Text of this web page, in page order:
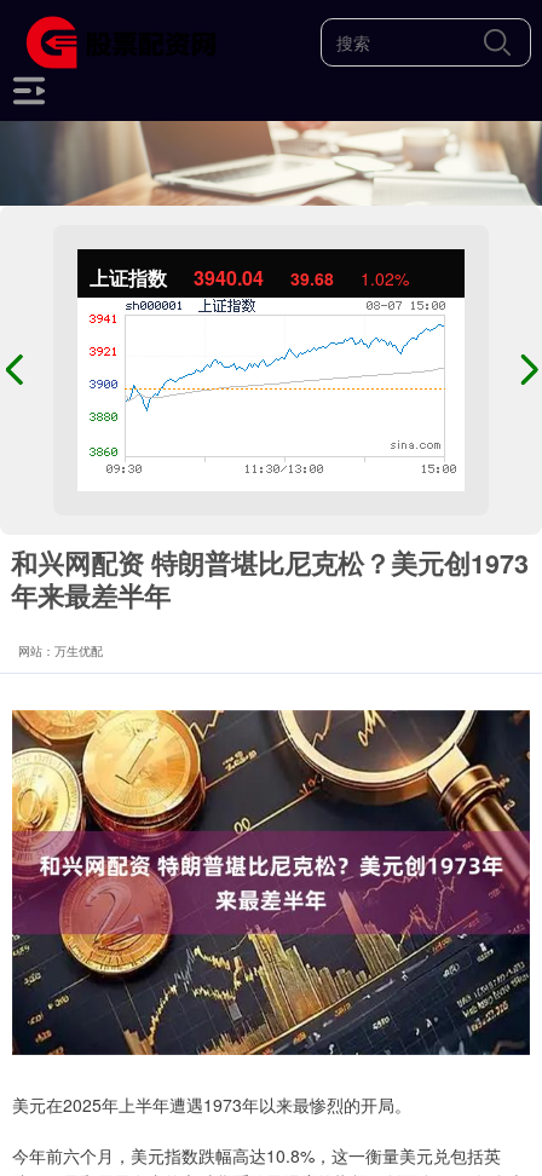
上证指数 3940.04 39.68 1.02%
和兴网配资 特朗普堪比尼克松？美元创1973
年来最差半年
网站：万生优配
美元在2025年上半年遭遇1973年以来最惨烈的开局。
今年前六个月，美元指数跌幅高达10.8%，这一衡量美元兑包括英